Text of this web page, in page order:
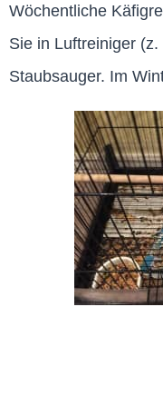
Wöchentliche
Sie in Luftreiniger
Staubsauger. Im